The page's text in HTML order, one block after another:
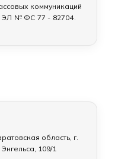
коммуникаций
ЭЛ № ФС 77 - 82704.
область, г.
109/1